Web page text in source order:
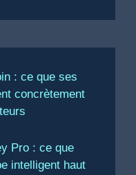
: ce que ses
concrètement
Pro : ce que
intelligent haut